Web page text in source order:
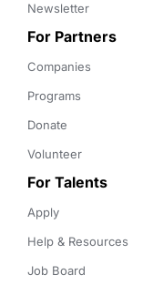
Newsletter
For Partners
Companies
Programs
Donate
Volunteer
For Talents
Apply
Help & Resources
Job Board